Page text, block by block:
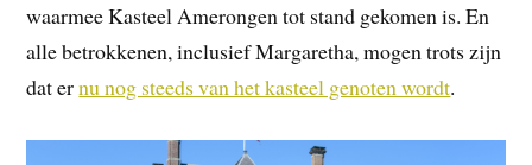
waarmee Kasteel Amerongen tot stand gekomen is. En
alle betrokkenen, inclusief Margaretha, mogen trots zijn
dat ernu nog steeds van het kasteel genoten wordt.